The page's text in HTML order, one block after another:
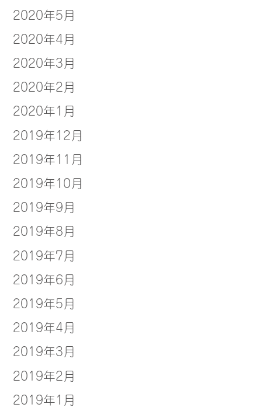
2020年5月
2020年4月
2020年3月
2020年2月
2020年1月
2019年12月
2019年11月
2019年10月
2019年9月
2019年8月
2019年7月
2019年6月
2019年5月
2019年4月
2019年3月
2019年2月
2019年1月